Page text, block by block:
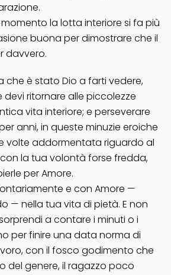
la lotta interiore si fa più
buona per dimostrare che il
davvero.
che è stato Dio a farti vedere,
ritornare alle piccolezze
vita interiore; e perseverare
anni, in queste minuzie eroiche
volte addormentata riguardo al
la tua volontà forse fredda,
per Amore.
e con Amore —
— nella tua vita di pietà. E non
a contare i minuti o i
per finire una data norma di
con il fosco godimento che
del genere, il ragazzo poco